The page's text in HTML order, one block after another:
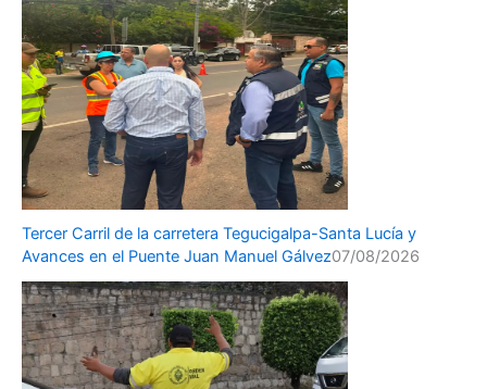
Tercer Carril de la carretera Tegucigalpa-Santa Lucía y
Avances en el Puente Juan Manuel Gálvez07/08/2026